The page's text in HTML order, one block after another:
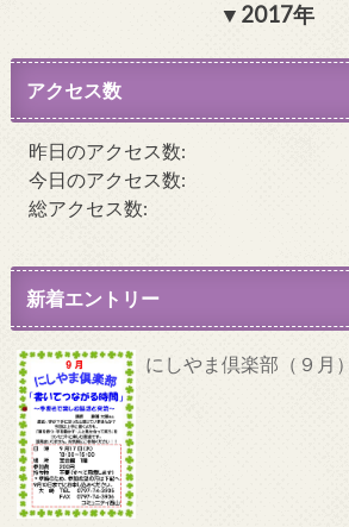
2017年
アクセス数
昨日のアクセス数:
今日のアクセス数:
総アクセス数:
新着エントリー
にしやま倶楽部（９月）